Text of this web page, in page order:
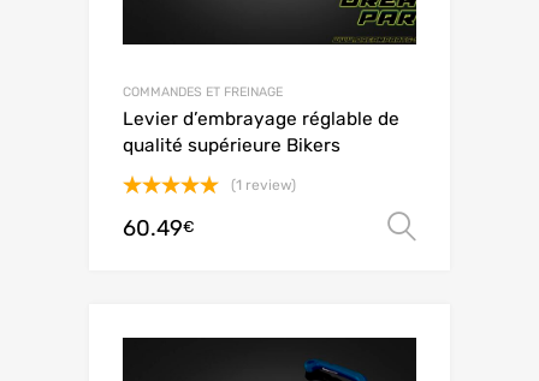
COMMANDES ET FREINAGE
Levier d’embrayage réglable de
qualité supérieure Bikers
5.00de 5
(1 review)
60.49€